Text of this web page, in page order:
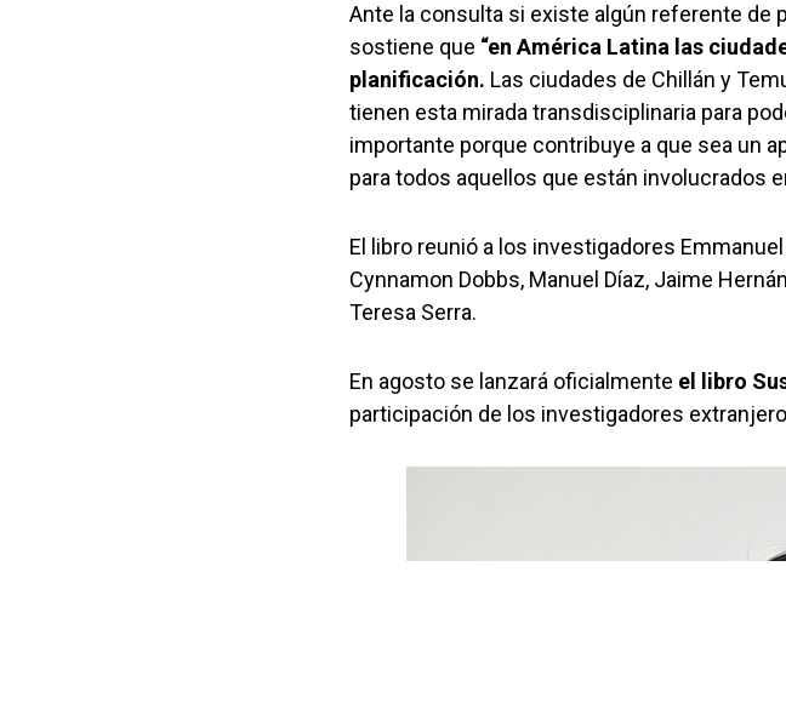
Ante la consulta si existe algún referente de
sostiene que “en América Latina las
planificación. Las ciudades de Chillán y
tienen esta mirada transdisciplinaria para
importante porque contribuye a que sea un
para todos aquellos que están involucrados
El libro reunió a los investigadores
Cynnamon Dobbs, Manuel Díaz, Jaime
Teresa Serra.
En agosto se lanzará oficialmente el libro
participación de los investigadores